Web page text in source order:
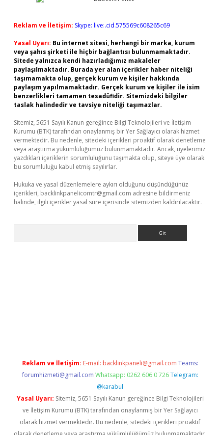
Reklam ve İletişim: Skype: live:.cid.575569c608265c69
Yasal Uyarı: Bu internet sitesi, herhangi bir marka, kurum
veya şahıs şirketi ile hiçbir bağlantısı bulunmamaktadır.
Sitede yalnızca kendi hazırladığımız makaleler
paylaşılmaktadır. Burada yer alan içerikler haber niteliği
taşımamakta olup, gerçek kurum ve kişiler hakkında
paylaşım yapılmamaktadır. Gerçek kurum ve kişiler ile isim
benzerlikleri tamamen tesadüfidir. Sitemizdeki bilgiler
taslak halindedir ve tavsiye niteliği taşımazlar.
Sitemiz, 5651 Sayılı Kanun gereğince Bilgi Teknolojileri ve İletişim
Kurumu (BTK) tarafından onaylanmış bir Yer Sağlayıcı olarak hizmet
vermektedir. Bu nedenle, sitedeki içerikleri proaktif olarak denetleme
veya araştırma yükümlülüğümüz bulunmamaktadır. Ancak, üyelerimiz
yazdıkları içeriklerin sorumluluğunu taşımakta olup, siteye üye olarak
bu sorumluluğu kabul etmiş sayılırlar.
Hukuka ve yasal düzenlemelere aykırı olduğunu düşündüğünüz
içerikleri, backlinkpanelicomtr@gmail.com adresine bildirmeniz
halinde, ilgili içerikler yasal süre içerisinde sitemizden kaldırılacaktır.
Reklam ve İletişim: E-mail: backlinkpaneli@gmail.com Teams:
forumhizmeti@gmail.com Whatsapp: 0262 606 0 726 Telegram:
@karabul
Yasal Uyarı: Sitemiz, 5651 Sayılı Kanun gereğince Bilgi Teknolojileri
ve İletişim Kurumu (BTK) tarafından onaylanmış bir Yer Sağlayıcı
olarak hizmet vermektedir. Bu nedenle, sitedeki içerikleri proaktif